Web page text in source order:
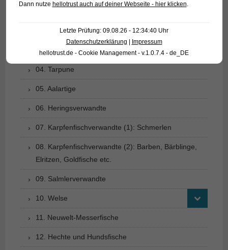
02. Lebende Fossilien
03. Knochenzüngler
04. Tarpune
05. Aalartige
06. Heringsverwandte
07. Karpfenfischverwandte (1): Schmerlen
08. Karpfenfischverwandte (2): Barben, Bärblinge,
Elritzen, Goldfische etc.
09. Salmlerverwandte
10. Welse
11. Neuwelt-Messerfische
12. Hechte und Hundsfische
Dann nutze hellotrust auch auf deiner Webseite - hier klicken.
Letzte Prüfung: 09.08.26 - 12:34:40 Uhr
Datenschutzerklärung
Impressum
hellotrust.de - Cookie Management - v.1.0.7.4 - de_DE